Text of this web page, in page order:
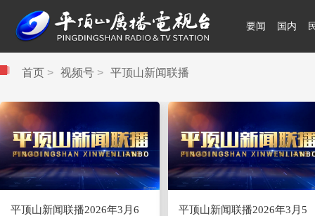
要闻 国内
首页 > 视频号 > 平顶山新闻联播
平顶山新闻联播2026年3月6
平顶山新闻联播2026年3月5